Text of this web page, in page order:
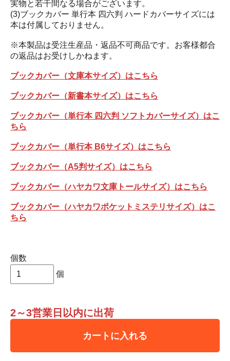
実物と若干間なる場合がございます。
(3)ブックカバー 単行本 四六判 ハードカバーサイズには
本は付属しておりません。
※本製品は受注生産品・返品不可商品です。お客様都合
の返品はお受けしかねます。
ブックカバー（文庫本サイズ）はこちら
ブックカバー（新書本サイズ）はこちら
ブックカバー（単行本 四六判 ソフトカバーサイズ）はこ
ちら
ブックカバー（単行本 B6サイズ）はこちら
ブックカバー（A5判サイズ）はこちら
ブックカバー（ハヤカワ文庫トールサイズ）はこちら
ブックカバー（ハヤカワポケットミステリサイズ）はこ
ちら
個数
個
2～3営業日以内に出荷
カートに入れる